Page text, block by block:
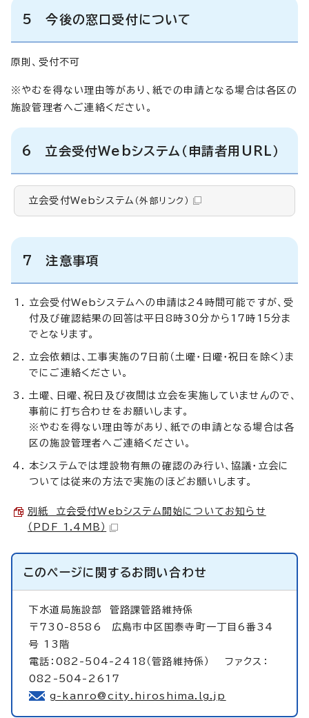
5 今後の窓口受付について
原則、受付不可
※やむを得ない理由等があり、紙での申請となる場合は各区の
施設管理者へご連絡ください。
6 立会受付Webシステム（申請者用URL）
立会受付Webシステム （外部リンク）
7 注意事項
立会受付Webシステムへの申請は24時間可能ですが、受
付及び確認結果の回答は平日8時30分から17時15分ま
でとなります。
立会依頼は、工事実施の7日前（土曜・日曜・祝日を除く）ま
でにご連絡ください。
土曜、日曜、祝日及び夜間は立会を実施していませんので、
事前に打ち合わせをお願いします。
※やむを得ない理由等があり、紙での申請となる場合は各
区の施設管理者へご連絡ください。
本システムでは埋設物有無の確認のみ行い、協議・立会に
ついては従来の方法で実施のほどお願いします。
別紙 立会受付Webシステム開始についてお知らせ
（PDF 1.4MB）
このページに関するお問い合わせ
下水道局施設部 管路課管路維持係
〒730-8586 広島市中区国泰寺町一丁目6番34
号 13階
電話：082-504-2418（管路維持係） ファクス：
082-504-2617
g-kanro@city.hiroshima.lg.jp